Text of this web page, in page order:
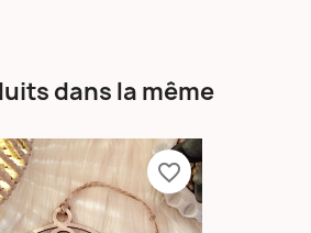
dans la même
favorite_border